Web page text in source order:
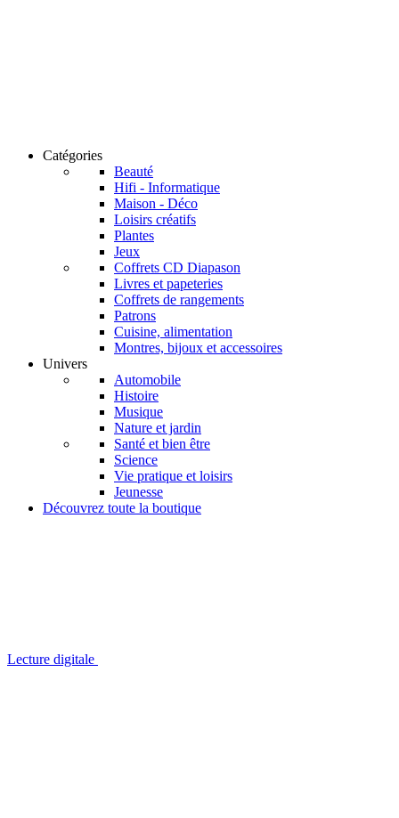
Catégories
Beauté
Hifi - Informatique
Maison - Déco
Loisirs créatifs
Plantes
Jeux
Coffrets CD Diapason
Livres et papeteries
Coffrets de rangements
Patrons
Cuisine, alimentation
Montres, bijoux et accessoires
Univers
Automobile
Histoire
Musique
Nature et jardin
Santé et bien être
Science
Vie pratique et loisirs
Jeunesse
Découvrez toute la boutique
Lecture digitale